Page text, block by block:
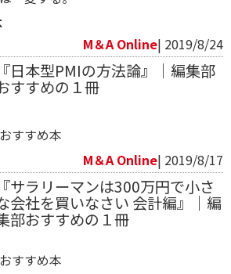
M＆A Online| 2019/8/24
『日本型PMIの方法論』｜編集部
すすめの１冊
おすすめ本
M＆A Online| 2019/8/17
『サラリーマンは300万円で小さ
会社を買いなさい 会計編』｜編
部おすすめの１冊
おすすめ本